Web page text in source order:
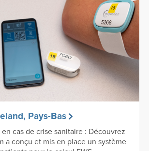
Pays-Bas
cas de crise sanitaire : Découvrez
a conçu et mis en place un système